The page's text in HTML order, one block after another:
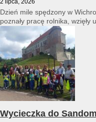
2 lipca, 2026
Dzień mile spędzony w
poznały pracę rolnika, wzięły
Wycieczka do